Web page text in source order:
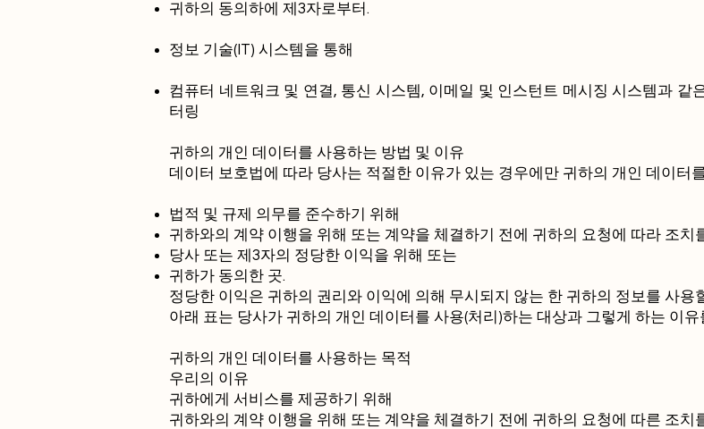
귀하의 동의하에 제3자로부터.
정보 기술(IT) 시스템을 통해
컴퓨터 네트워크 및 연결, 통신 시스템, 이메일 및 인스턴트 메시징 시스템과 같
터링
귀하의 개인 데이터를 사용하는 방법 및 이유
데이터 보호법에 따라 당사는 적절한 이유가 있는 경우에만 귀하의 개인 데이터
법적 및 규제 의무를 준수하기 위해
귀하와의 계약 이행을 위해 또는 계약을 체결하기 전에 귀하의 요청에 따라 조치
당사 또는 제3자의 정당한 이익을 위해 또는
귀하가 동의한 곳.
정당한 이익은 귀하의 권리와 이익에 의해 무시되지 않는 한 귀하의 정보를 사
아래 표는 당사가 귀하의 개인 데이터를 사용(처리)하는 대상과 그렇게 하는 이유
귀하의 개인 데이터를 사용하는 목적
우리의 이유
귀하에게 서비스를 제공하기 위해
귀하와의 계약 이행을 위해 또는 계약을 체결하기 전에 귀하의 요청에 따른 조치